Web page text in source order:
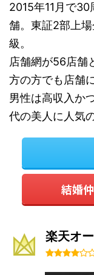
2015年11月で
舗。東証2部上
級。
店舗網が56店舗
方の方でも店舗
男性は高収入か
代の美人に人気
結婚
楽天オ